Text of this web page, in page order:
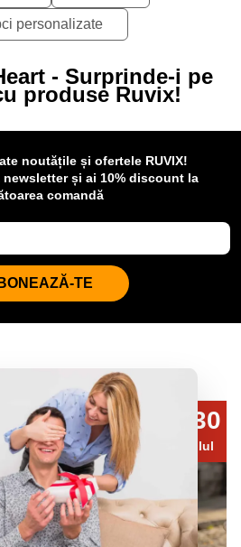
personalizate
- Surprinde-i pe
produse Ruvix!
noutățile și ofertele RUVIX!
newsletter și ai 10% discount la
comandă
TE
30
Iul